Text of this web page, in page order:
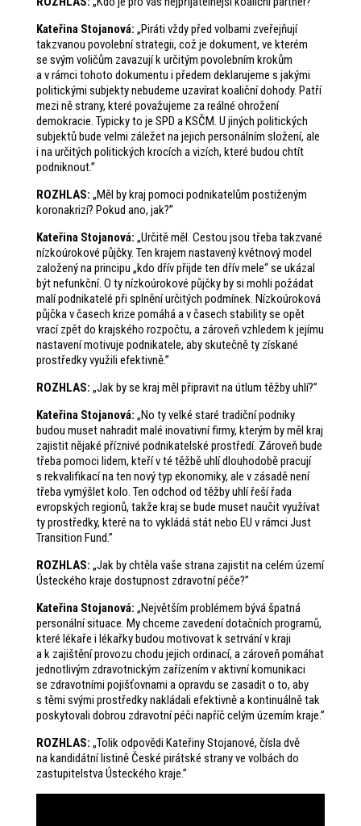
Kateřina Stojanová: „Piráti vždy před volbami zveřejňují
takzvanou povolební strategii, což je dokument, ve kterém
se svým voličům zavazují k určitým povolebním krokům
a v rámci tohoto dokumentu i předem deklarujeme s jakými
politickými subjekty nebudeme uzavírat koaliční dohody. Patří
mezi ně strany, které považujeme za reálné ohrožení
demokracie. Typicky to je SPD a KSČM. U jiných politických
subjektů bude velmi záležet na jejich personálním složení, ale
i na určitých politických krocích a vizích, které budou chtít
podniknout.”
ROZHLAS: „Měl by kraj pomoci podnikatelům postiženým
koronakrizí? Pokud ano, jak?”
Kateřina Stojanová: „Určitě měl. Cestou jsou třeba takzvané
nízkoúrokové půjčky. Ten krajem nastavený květnový model
založený na principu „kdo dřív přijde ten dřív mele“ se ukázal
být nefunkční. O ty nízkoúrokové půjčky by si mohli požádat
malí podnikatelé při splnění určitých podmínek. Nízkoúroková
půjčka v časech krize pomáhá a v časech stability se opět
vrací zpět do krajského rozpočtu, a zároveň vzhledem k jejímu
nastavení motivuje podnikatele, aby skutečně ty získané
prostředky využili efektivně.”
ROZHLAS: „Jak by se kraj měl připravit na útlum těžby uhlí?”
Kateřina Stojanová: „No ty velké staré tradiční podniky
budou muset nahradit malé inovativní firmy, kterým by měl kraj
zajistit nějaké příznivé podnikatelské prostředí. Zároveň bude
třeba pomoci lidem, kteří v té těžbě uhlí dlouhodobě pracují
s rekvalifikací na ten nový typ ekonomiky, ale v zásadě není
třeba vymýšlet kolo. Ten odchod od těžby uhlí řeší řada
evropských regionů, takže kraj se bude muset naučit využívat
ty prostředky, které na to vykládá stát nebo EU v rámci Just
Transition Fund.”
ROZHLAS: „Jak by chtěla vaše strana zajistit na celém území
Ústeckého kraje dostupnost zdravotní péče?”
Kateřina Stojanová: „Největším problémem bývá špatná
personální situace. My chceme zavedení dotačních programů,
které lékaře i lékařky budou motivovat k setrvání v kraji
a k zajištění provozu chodu jejich ordinací, a zároveň pomáhat
jednotlivým zdravotnickým zařízením v aktivní komunikaci
se zdravotními pojišťovnami a opravdu se zasadit o to, aby
s těmi svými prostředky nakládali efektivně a kontinuálně tak
poskytovali dobrou zdravotní péči napříč celým územím kraje.”
ROZHLAS: „Tolik odpovědi Kateřiny Stojanové, čísla dvě
na kandidátní listině České pirátské strany ve volbách do
zastupitelstva Ústeckého kraje.”